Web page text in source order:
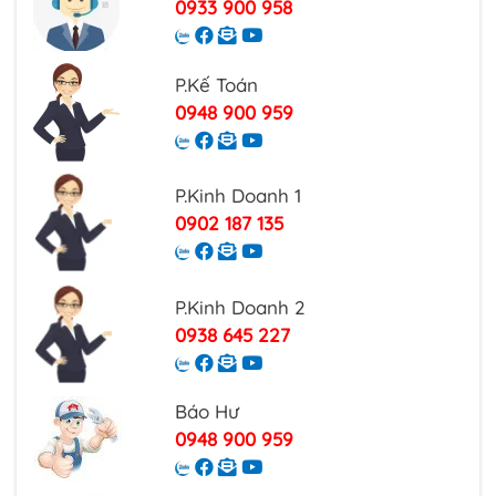
làm việc
Nhiệt độ lưu trữ: -40 ° ~ 85 ° C;
Độ ẩm
hoạt
động
tối đa 90%, không ngưng tụ
Chứng
nhận
RoHS, FCC
Bức xạ
CE mark, thương mại; FCC Part 15 Class B;
Khoảng
cách
truyền
100m, 250m (khi ở tốc độ dữ liệu 10M với
Bảo
hành
0933 900 958
P.Kế Toán
0948 900 959
P.Kinh Doanh 1
0902 187 135
P.Kinh Doanh 2
0938 645 227
Báo Hư
0948 900 959